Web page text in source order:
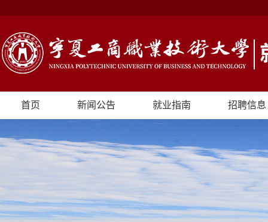
首页 新闻公告 就业指南 招聘信息